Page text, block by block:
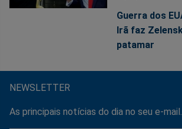
Guerra dos
Irã faz
patamar
NEWSLETTER
As principais notícias do dia no seu e-mail.